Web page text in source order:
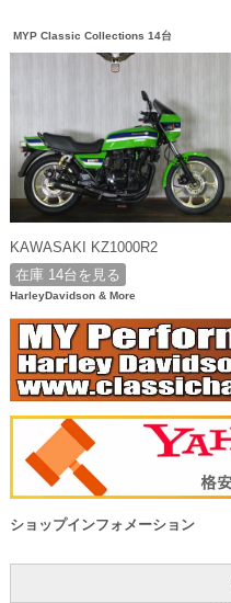
MYP Classic Collections 14台
KAWASAKI KZ1000R2
在庫 14台を見る
HarleyDavidson & More
ショップインフォメーション